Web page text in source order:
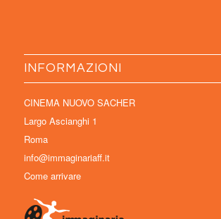
INFORMAZIONI
CINEMA NUOVO SACHER
Largo Ascianghi 1
Roma
info@immaginariaff.it
Come arrivare